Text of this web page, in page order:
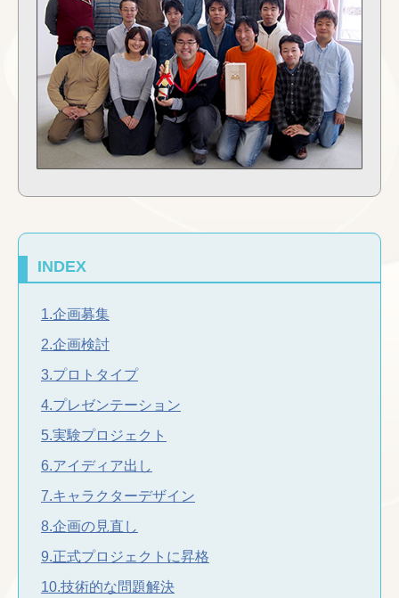
INDEX
1.企画募集
2.企画検討
3.プロトタイプ
4.プレゼンテーション
5.実験プロジェクト
6.アイディア出し
7.キャラクターデザイン
8.企画の見直し
9.正式プロジェクトに昇格
10.技術的な問題解決